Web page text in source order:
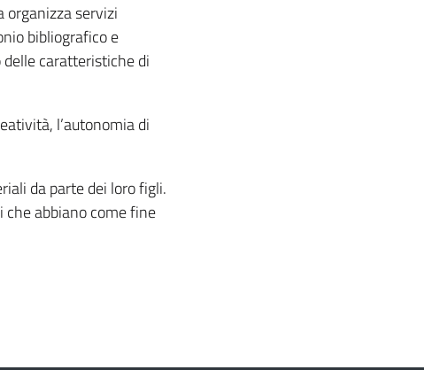
organizza servizi
bibliografico e
caratteristiche di
l’autonomia di
da parte dei loro figli.
che abbiano come fine